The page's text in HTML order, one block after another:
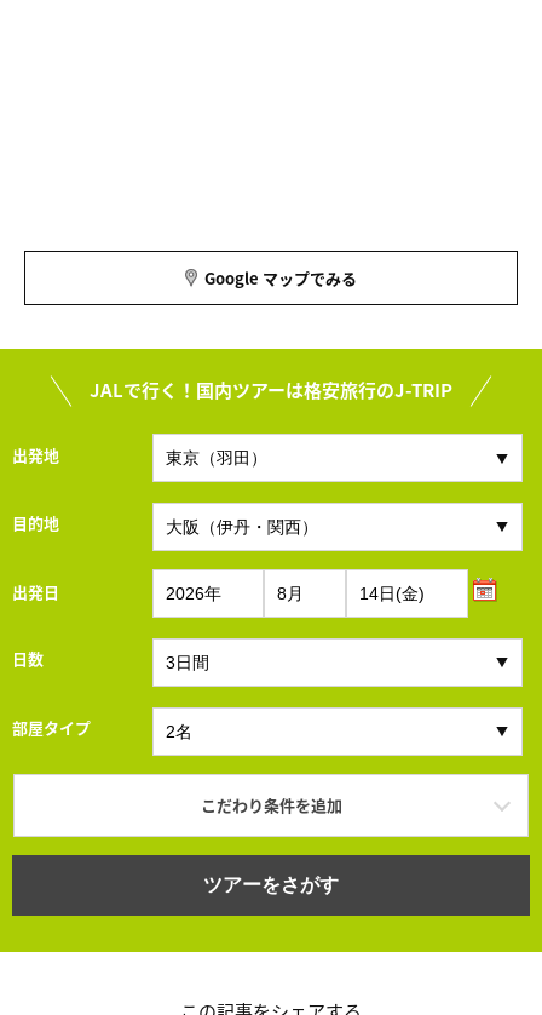
Google マップでみる
JALで行く！国内ツアーは格安旅行のJ-TRIP
出発地
目的地
出発日
日数
部屋タイプ
こだわり条件を追加
ツアーをさがす